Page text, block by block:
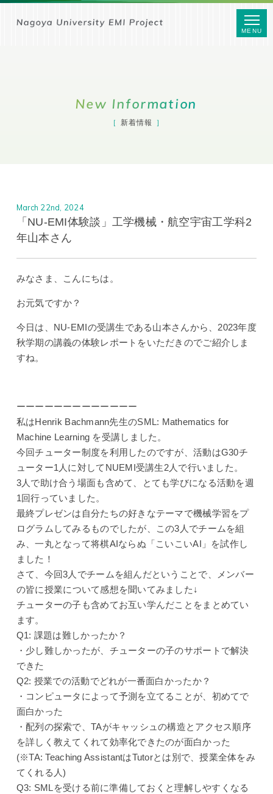
New Information
新着情報
March 22nd, 2024
「NU-EMI体験談」工学機械・航空宇宙工学科2
年山本さん
みなさま、こんにちは。
お元気ですか？
今日は、NU-EMIの受講生である山本さんから、2023年度
秋学期の講義の体験レポートをいただきのでご紹介しま
すね。
ーーーーーーーーーーーーー
私はHenrik Bachmann先生のSML: Mathematics for
Machine Learning を受講しました。
今回チューター制度を利用したのですが、活動はG30チ
ューター1人に対してNUEMI受講生2人で行いました。
3人で助け合う場面も含めて、とても学びになる活動を週
1回行っていました。
最終プレゼンは 自分たちの好きなテーマで機械学習をプ
ログラムしてみるものでしたが、この3人でチームを組
み、一丸となって将棋AIならぬ「こいこいAI」を試作し
ました！
さて、今回3人でチームを組んだということで、メンバー
の皆に授業について感想を聞いてみました↓
チューターの子も含めてお互い学んだことをまとめてい
ます。
Q1: 課題は難しかったか？
・少し難しかったが、チューターの子のサポートで解決
できた
Q2: 授業での活動でどれが一番面白かったか？
・コンピュータによって予測を立てることが、初めてで
面白かった
・配列の探索で、TAがキャッシュの構造とアクセス順序
を詳しく教えてくれて効率化できたのが面白かった
(※TA: Teaching AssistantはTutorとは別で、授業全体をみ
てくれる人)
Q3: SMLを受ける前に準備しておくと理解しやすくなる
MENU